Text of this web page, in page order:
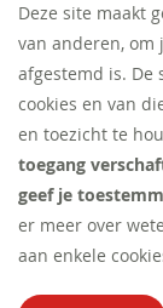
Deze site maakt
van anderen, om
afgestemd is. De
cookies en van
en toezicht te
toegang
geef je
er meer over
aan enkele